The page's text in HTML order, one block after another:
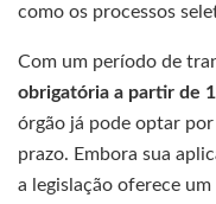
como os processos
Com um período de
obrigatória a partir de
órgão já pode optar por
prazo. Embora sua
a legislação oferece um